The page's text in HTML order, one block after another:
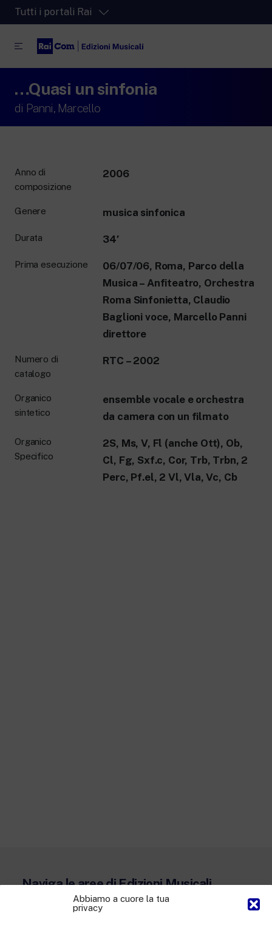
Abbiamo a cuore la tua
privacy
Tutti i portali Rai
La piattaforma di streaming video per tutti.
RaiPlay
RaiPlay Sound
Lo spazio sicuro ricco di cartoni animati
per i più piccoli.
New 24 ore su 24: attualità, ultime notizie
e aggiornamenti.
RaiNews
Le redazioni regionali di RaiNews.
Approfondimenti culturali su Arte,
Letteratura, Storia e molto altro.
Rai Cultura
Per le scuole secondarie di I e II grado,
l’Università, i Docenti e l’istruzione degli
…Quasi un sinfonia
di Panni, Marcello
Anno di
composizione
2006
Genere musica sinfonica
Durata 34′
Prima esecuzione
06/07/06, Roma, Parco della
Musica – Anfiteatro, Orchestra
Roma Sinfonietta, Claudio
Baglioni voce, Marcello Panni
direttore
Numero di
catalogo
RTC – 2002
Organico
sintetico
ensemble vocale e orchestra
da camera con un filmato
Organico
Specifico
2S, Ms, V, Fl (anche Ott), Ob,
Cl, Fg, Sxf.c, Cor, Trb, Trbn, 2
Perc, Pf.el, 2 Vl, Vla, Vc, Cb
Naviga le aree di Edizioni Musicali